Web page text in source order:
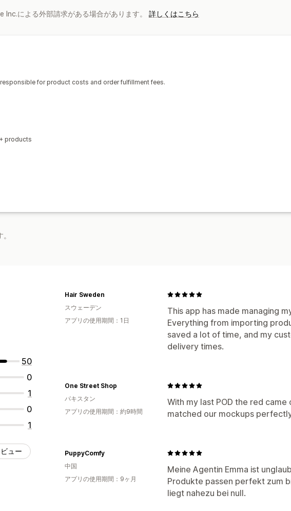
コロンビア
配送オプション
による外部請求がある場合があります。 詳しくはこちら
for product costs and order fulfillment fees.
products
50
0
1
0
1
ュー
This app has made managing
Everything from importing
saved a lot of time, and my
delivery times.
Hair Sweden
スウェーデン
アプリの使用期間：1日
With my last POD the red came
matched our mockups
One Street Shop
パキスタン
アプリの使用期間：約9時間
Meine Agentin Emma ist
Produkte passen perfekt zum
liegt nahezu bei null.
PuppyComfy
中国
アプリの使用期間：9ヶ月